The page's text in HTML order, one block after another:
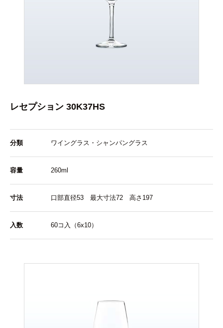
レセプション 30K37HS
分類 ワイングラス・シャンパングラス
容量 260ml
寸法 口部直径53 最大寸法72 高さ197
入数 60コ入（6x10）